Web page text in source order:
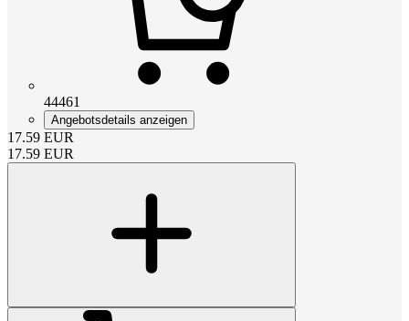
44461
Angebotsdetails anzeigen
17.59 EUR
17.59 EUR